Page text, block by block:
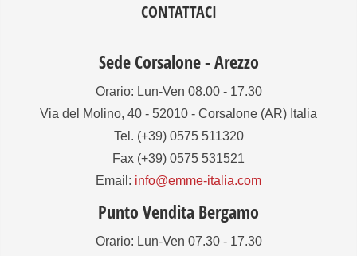
CONTATTACI
Sede Corsalone - Arezzo
Orario: Lun-Ven 08.00 - 17.30
Via del Molino, 40 - 52010 - Corsalone (AR) Italia
Tel. (+39) 0575 511320
Fax (+39) 0575 531521
Email: info@emme-italia.com
Punto Vendita Bergamo
Orario: Lun-Ven 07.30 - 17.30